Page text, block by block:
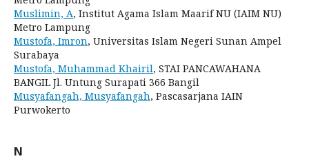
Muslimin, A, Institut Agama Islam Maarif NU (IAIM NU)
Metro Lampung
Mustofa, Imron, Universitas Islam Negeri Sunan Ampel
Surabaya
Mustofa, Muhammad Khairil, STAI PANCAWAHANA
BANGIL Jl. Untung Surapati 366 Bangil
Musyafangah, Musyafangah, Pascasarjana IAIN
Purwokerto
N